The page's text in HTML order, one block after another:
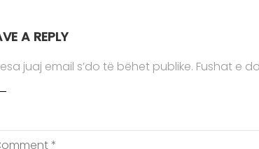
Vlerësime
A REPLY
juaj email s’do të bëhet publike. Fushat e